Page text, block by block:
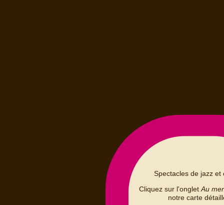
Spectacles de jazz et
Cliquez sur l'onglet Au
notre carte